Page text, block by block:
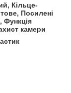
Кільце-
Посилені
Функція
камери